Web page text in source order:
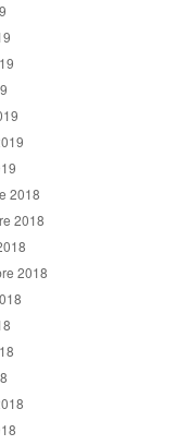
2018
2018
2018